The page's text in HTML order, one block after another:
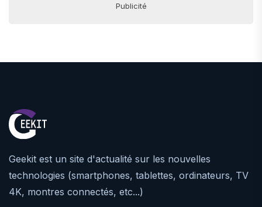
Publicité
Geekit est un site d'actualité sur les nouvelles
technologies (smartphones, tablettes, ordinateurs, TV
4K, montres connectés, etc...)